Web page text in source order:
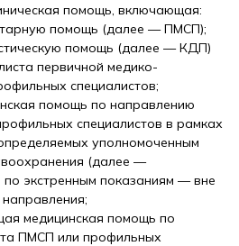
помощь, включающая:
помощь (далее — ПМСП);
помощь (далее — КДП)
первичной медико-
специалистов;
помощь по направлению
специалистов в рамках
уполномоченным
(далее —
экстренным показаниям — вне
медицинская помощь по
ПМСП или профильных